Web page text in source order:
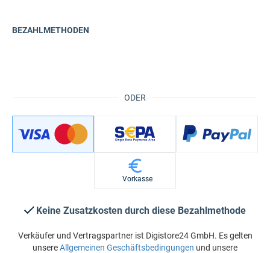
ODER
BEZAHLMETHODEN
Vorkasse
Keine Zusatzkosten durch diese Bezahlmethode
Verkäufer und Vertragspartner ist Digistore24 GmbH. Es gelten
unsereAllgemeinen Geschäftsbedingungen und unsere